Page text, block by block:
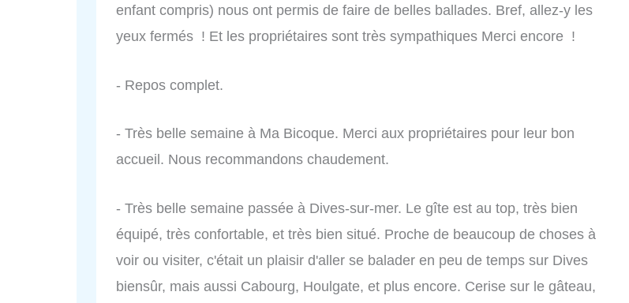
enfant compris) nous ont permis de faire de belles ballades. Bref, allez-y les
yeux fermés ! Et les propriétaires sont très sympathiques Merci encore !
- Repos complet.
- Très belle semaine à Ma Bicoque. Merci aux propriétaires pour leur bon
accueil. Nous recommandons chaudement.
- Très belle semaine passée à Dives-sur-mer. Le gîte est au top, très bien
équipé, très confortable, et très bien situé. Proche de beaucoup de choses à
voir ou visiter, c'était un plaisir d'aller se balader en peu de temps sur Dives
biensûr, mais aussi Cabourg, Houlgate, et plus encore. Cerise sur le gâteau,